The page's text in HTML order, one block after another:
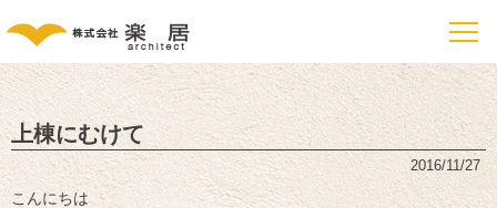
上棟にむけて
2016/11/27
こんにちは